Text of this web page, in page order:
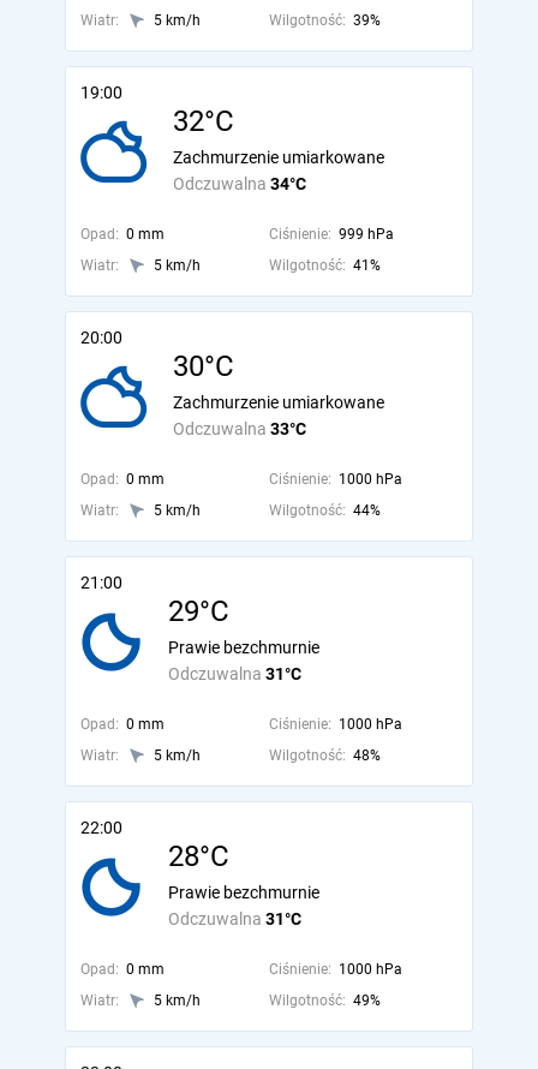
Wiatr:
5 km/h Wilgotność: 39%
19:00
32°C
Odczuwalna 34°C
Zachmurzenie umiarkowane
Opad: 0 mm Ciśnienie: 999 hPa
Wiatr:
5 km/h Wilgotność: 41%
20:00
30°C
Odczuwalna 33°C
Zachmurzenie umiarkowane
Opad: 0 mm Ciśnienie: 1000 hPa
Wiatr:
5 km/h Wilgotność: 44%
21:00
29°C
Odczuwalna 31°C
Prawie bezchmurnie
Opad: 0 mm Ciśnienie: 1000 hPa
Wiatr:
5 km/h Wilgotność: 48%
22:00
28°C
Odczuwalna 31°C
Prawie bezchmurnie
Opad: 0 mm Ciśnienie: 1000 hPa
Wiatr:
5 km/h Wilgotność: 49%